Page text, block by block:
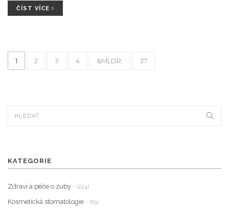
ČÍST VÍCE
1 2 3 4 &MLDR; 37
KATEGORIE
Zdraví a péče o zuby - (224)
Kosmetická stomatologie - (65)